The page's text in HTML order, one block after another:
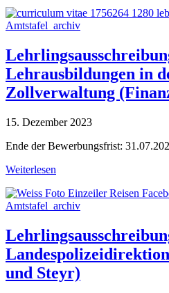
Amtstafel_archiv
Lehrausbildungen in
Zollverwaltung
15. Dezember 2023
Ende der Bewerbungsfrist:
Weiterlesen
Amtstafel_archiv
und Steyr)